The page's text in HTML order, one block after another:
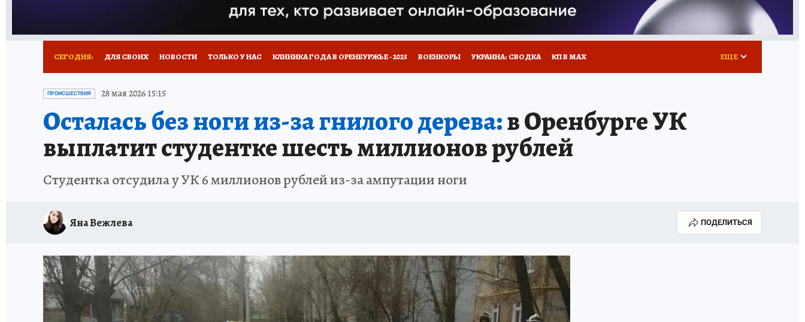
СЕГОДНЯ: ДЛЯ СВОИХ НОВОСТИ ТОЛЬКО У НАС КЛИНИКА ГОДА В ОРЕНБУРЖЬЕ - 2025 ВОЕНКОРЫ УКРАИНА: СВОДКА КП В МАХ
СПОРТАКТИВ ОРЕНБУРЖЬЯ - 2025
ИСПЫТАНО НА СЕБЕ
ЕЩЕ
ПРОИСШЕСТВИЯ 28 мая 2026 15:15
Осталась без ноги из-за гнилого дерева:в Оренбурге УК
выплатит студентке шесть миллионов рублей
Студентка отсудила у УК 6 миллионов рублей из-за ампутации ноги
Яна Вежлева ПОДЕЛИТЬСЯ